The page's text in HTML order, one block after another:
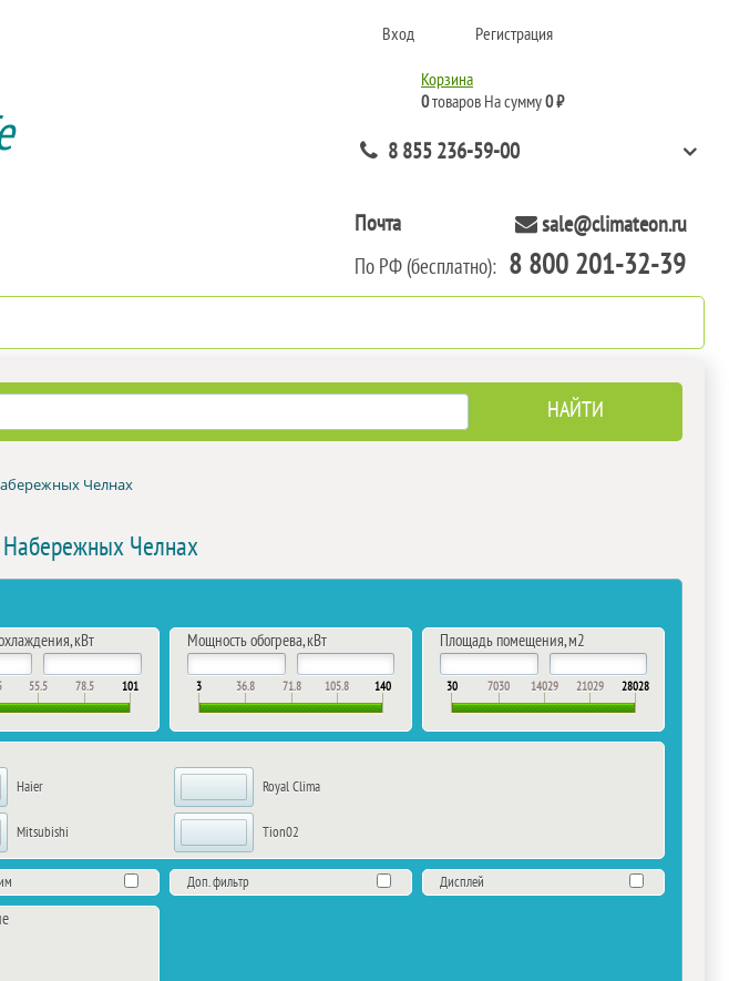
Вход Регистрация
Корзина
0товаров На сумму0 ₽
8 855 236-59-00
Почта sale@climateon.ru
По РФ (бесплатно): 8 800 201-32-39
Челнах
Челнах
кВт
55.5 78.5 101
Мощность обогрева, кВт
3 36.8 71.8 105.8 140
Площадь помещения, м2
30 7030 14029 21029 28028
Haier
Mitsubishi
Royal Clima
Tion02
Доп. фильтр Дисплей